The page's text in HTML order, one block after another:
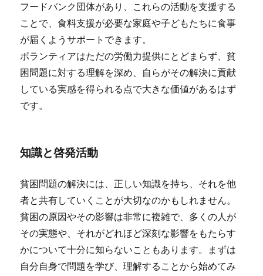
フードバンク団体があり、これらの活動を支援する
ことで、食料支援が必要な家庭や子どもたちに食事
が届くようサポートできます。
ボランティアはただの労働力提供にとどまらず、貧
困問題に対する理解を深め、自らがその解決に貢献
している実感を得られる点で大きな価値があるはず
です。
知識と啓発活動
貧困問題の解決には、正しい知識を持ち、それを他
者と共有していくことが大切なのかもしれません。
貧困の原因やその影響は非常に複雑で、多くの人が
その実態や、それがどれほど深刻な影響をもたらす
かについて十分に知らないこともあります。まずは
自分自身で問題を学び、理解することから始めてみ